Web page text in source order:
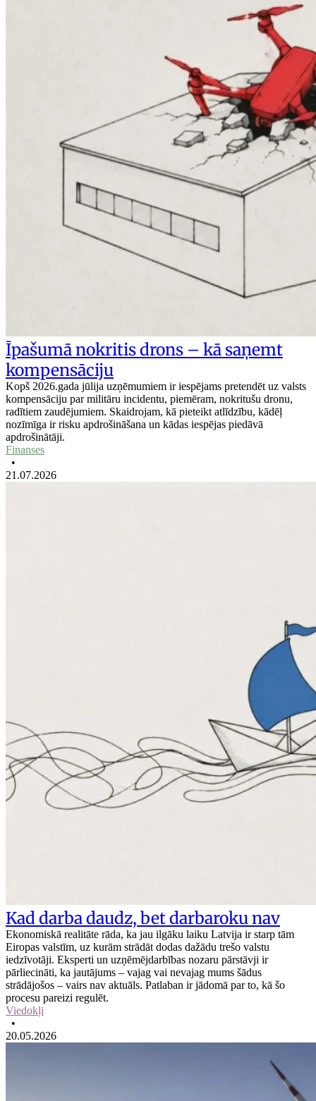
Īpašumā nokritis drons – kā saņemt
kompensāciju
Kopš 2026.gada jūlija uzņēmumiem ir iespējams pretendēt uz valsts
kompensāciju par militāru incidentu, piemēram, nokritušu dronu,
radītiem zaudējumiem. Skaidrojam, kā pieteikt atlīdzību, kādēļ
nozīmīga ir risku apdrošināšana un kādas iespējas piedāvā
apdrošinātāji.
Finanses
•
21.07.2026
Kad darba daudz, bet darbaroku nav
Ekonomiskā realitāte rāda, ka jau ilgāku laiku Latvija ir starp tām
Eiropas valstīm, uz kurām strādāt dodas dažādu trešo valstu
iedzīvotāji. Eksperti un uzņēmējdarbības nozaru pārstāvji ir
pārliecināti, ka jautājums – vajag vai nevajag mums šādus
strādājošos – vairs nav aktuāls. Patlaban ir jādomā par to, kā šo
procesu pareizi regulēt.
Viedokļi
•
20.05.2026